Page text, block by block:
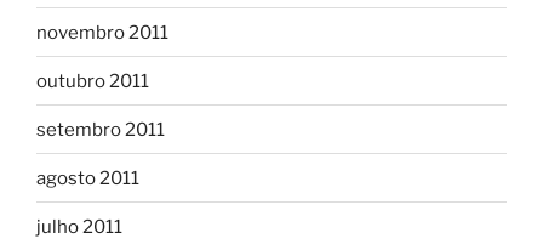
novembro 2011
outubro 2011
setembro 2011
agosto 2011
julho 2011